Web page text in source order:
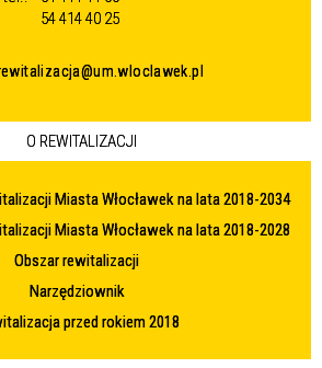
54 414 40 25
O REWITALIZACJI
Miasta Włocławek na lata 2018-2034
Miasta Włocławek na lata 2018-2028
Obszar rewitalizacji
Narzędziownik
przed rokiem 2018